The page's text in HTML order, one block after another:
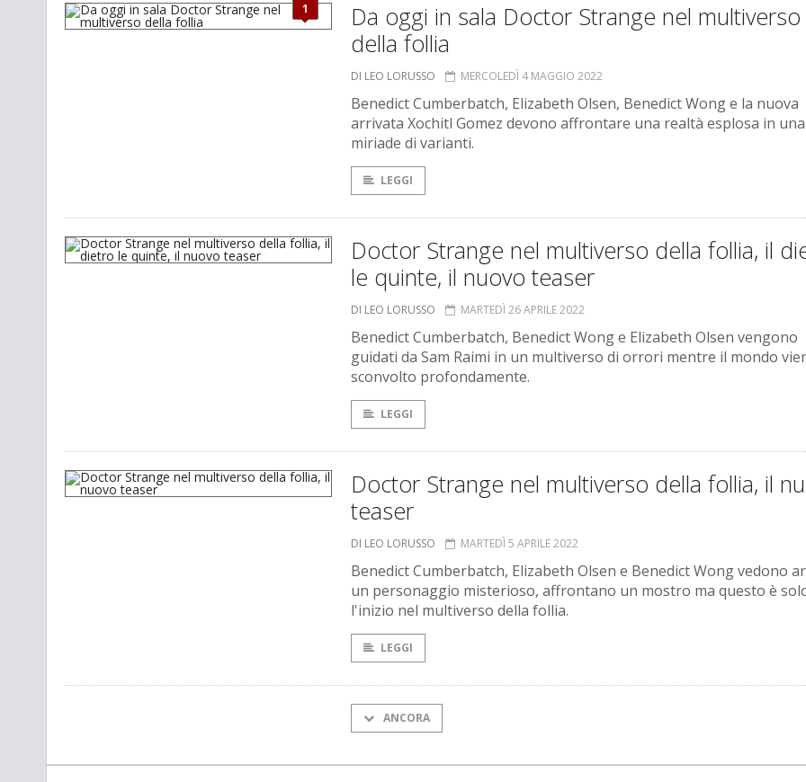
1
Da oggi in sala Doctor Strange nel multiverso
della follia
DI LEO LORUSSO MERCOLEDÌ 4 MAGGIO 2022
Benedict Cumberbatch, Elizabeth Olsen, Benedict Wong e la nuova
arrivata Xochitl Gomez devono affrontare una realtà esplosa in una
miriade di varianti.
LEGGI
Doctor Strange nel multiverso della follia, il
le quinte, il nuovo teaser
DI LEO LORUSSO MARTEDÌ 26 APRILE 2022
Benedict Cumberbatch, Benedict Wong e Elizabeth Olsen vengono
guidati da Sam Raimi in un multiverso di orrori mentre il mondo
sconvolto profondamente.
LEGGI
Doctor Strange nel multiverso della follia, il
teaser
DI LEO LORUSSO MARTEDÌ 5 APRILE 2022
Benedict Cumberbatch, Elizabeth Olsen e Benedict Wong vedono
un personaggio misterioso, affrontano un mostro ma questo è
l'inizio nel multiverso della follia.
LEGGI
ANCORA